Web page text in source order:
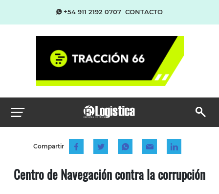
+54 911 2192 0707 CONTACTO
Compartir
Centro de Navegación contra la corrupción